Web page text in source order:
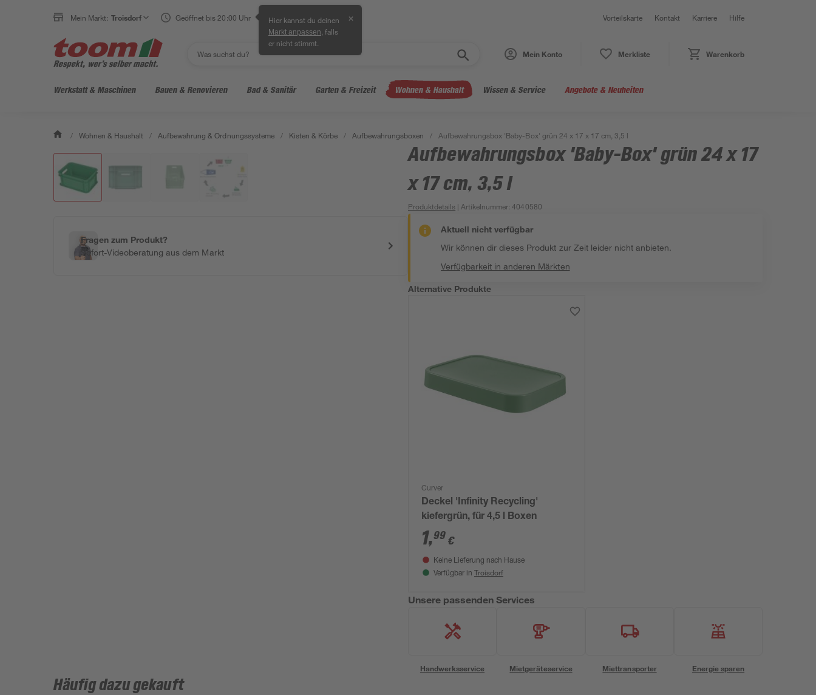
Mein Markt: Troisdorf Geöffnet bis 20:00 Uhr Hier kannst du deinen
Markt anpassen , falls
er nicht stimmt.
✕ Vorteilskarte Kontakt Karriere Hilfe
Mein Konto Merkliste Warenkorb
Werkstatt & Maschinen Bauen & Renovieren Bad & Sanitär Garten & Freizeit Wohnen & Haushalt Wissen & Service Angebote & Neuheiten
/ Wohnen & Haushalt / Aufbewahrung & Ordnungssysteme / Kisten & Körbe / Aufbewahrungsboxen / Aufbewahrungsbox 'Baby-Box' grün 24 x 17 x 17 cm, 3,5 l
Fragen zum Produkt?
Sofort-Videoberatung aus dem Markt
Aufbewahrungsbox 'Baby-Box' grün 24 x 17
x 17 cm, 3,5 l
Produktdetails | Artikelnummer:4040580
Aktuell nicht verfügbar
Wir können dir dieses Produkt zur Zeit leider nicht anbieten.
Verfügbarkeit in anderen Märkten
Alternative Produkte
Curver
Deckel 'Infinity Recycling'
kiefergrün, für 4,5 l Boxen
1,99 €
Keine Lieferung nach Hause
Verfügbar in Troisdorf
Unsere passenden Services
Handwerksservice Mietgeräteservice Miettransporter Energie sparen
Häufig dazu gekauft